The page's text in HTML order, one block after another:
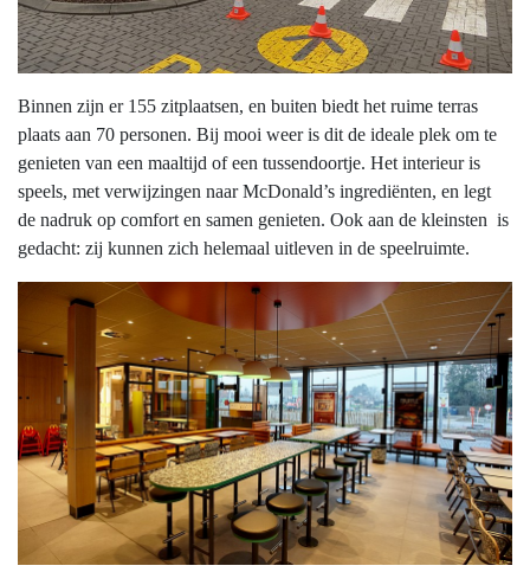
Binnen zijn er 155 zitplaatsen, en buiten biedt het ruime terras
plaats aan 70 personen. Bij mooi weer is dit de ideale plek om te
genieten van een maaltijd of een tussendoortje. Het interieur is
speels, met verwijzingen naar McDonald’s ingrediënten, en legt
de nadruk op comfort en samen genieten. Ook aan de kleinsten is
gedacht: zij kunnen zich helemaal uitleven in de speelruimte.